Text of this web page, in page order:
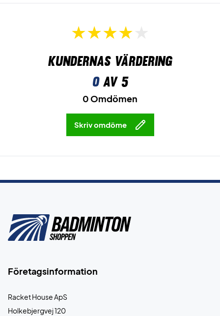
Kundernas värdering
0av 5
0 Omdömen
Skriv omdöme
Företagsinformation
Racket House ApS
Holkebjergvej 120